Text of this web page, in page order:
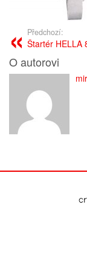
Předchozí:
Štartér HELLA
O autorovi